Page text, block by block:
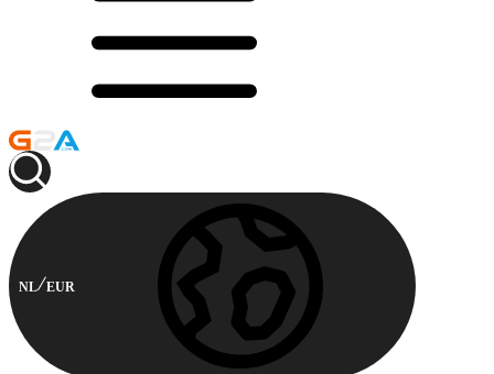
NL EUR